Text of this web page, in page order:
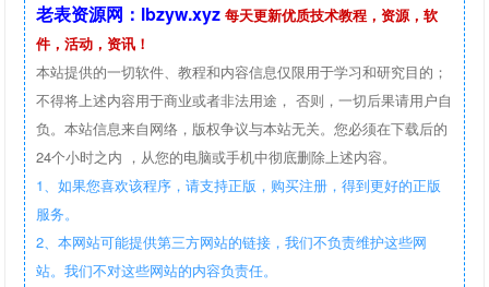
老表资源网：lbzyw.xyz 每天更新优质技术教程，资源，软
件，活动，资讯！
本站提供的一切软件、教程和内容信息仅限用于学习和研究目的；
不得将上述内容用于商业或者非法用途， 否则，一切后果请用户自
负。本站信息来自网络，版权争议与本站无关。您必须在下载后的
24个小时之内 ，从您的电脑或手机中彻底删除上述内容。
1、如果您喜欢该程序，请支持正版，购买注册，得到更好的正版
服务。
2、本网站可能提供第三方网站的链接，我们不负责维护这些网
站。我们不对这些网站的内容负责任。